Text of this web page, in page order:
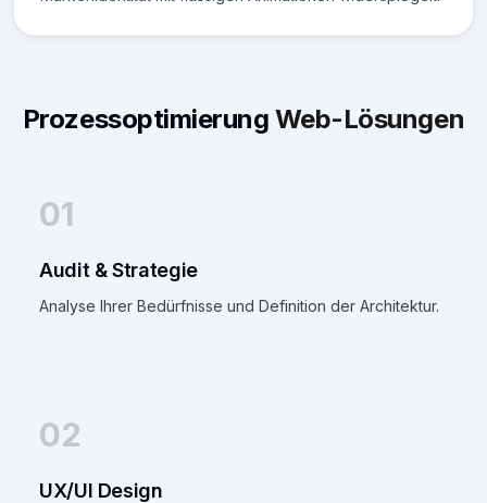
Prozessoptimierung Web-Lösungen
01
Audit & Strategie
Analyse Ihrer Bedürfnisse und Definition der Architektur.
02
UX/UI Design